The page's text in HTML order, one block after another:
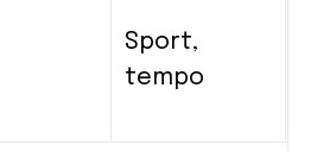
Sport,
tempo